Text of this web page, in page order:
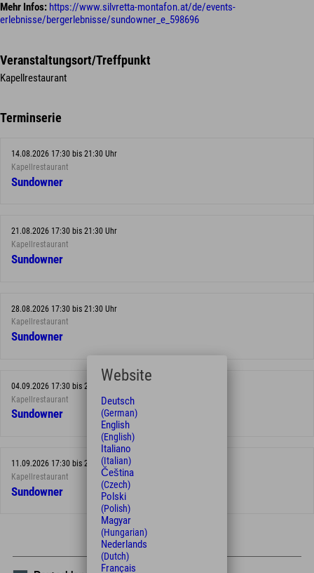
Mehr Infos: https://www.silvretta-montafon.at/de/events-
erlebnisse/bergerlebnisse/sundowner_e_598696
Veranstaltungsort/Treffpunkt
Kapellrestaurant
Terminserie
14.08.2026 17:30 bis 21:30 Uhr
Kapellrestaurant
Sundowner
21.08.2026 17:30 bis 21:30 Uhr
Kapellrestaurant
Sundowner
28.08.2026 17:30 bis 21:30 Uhr
Kapellrestaurant
Sundowner
04.09.2026 17:30 bis 21:30 Uhr
Kapellrestaurant
Sundowner
11.09.2026 17:30 bis 21:30 Uhr
Kapellrestaurant
Sundowner
Website
Deutsch
(German)
English
(English)
Italiano
(Italian)
Čeština
(Czech)
Polski
(Polish)
Magyar
(Hungarian)
Nederlands
(Dutch)
Français